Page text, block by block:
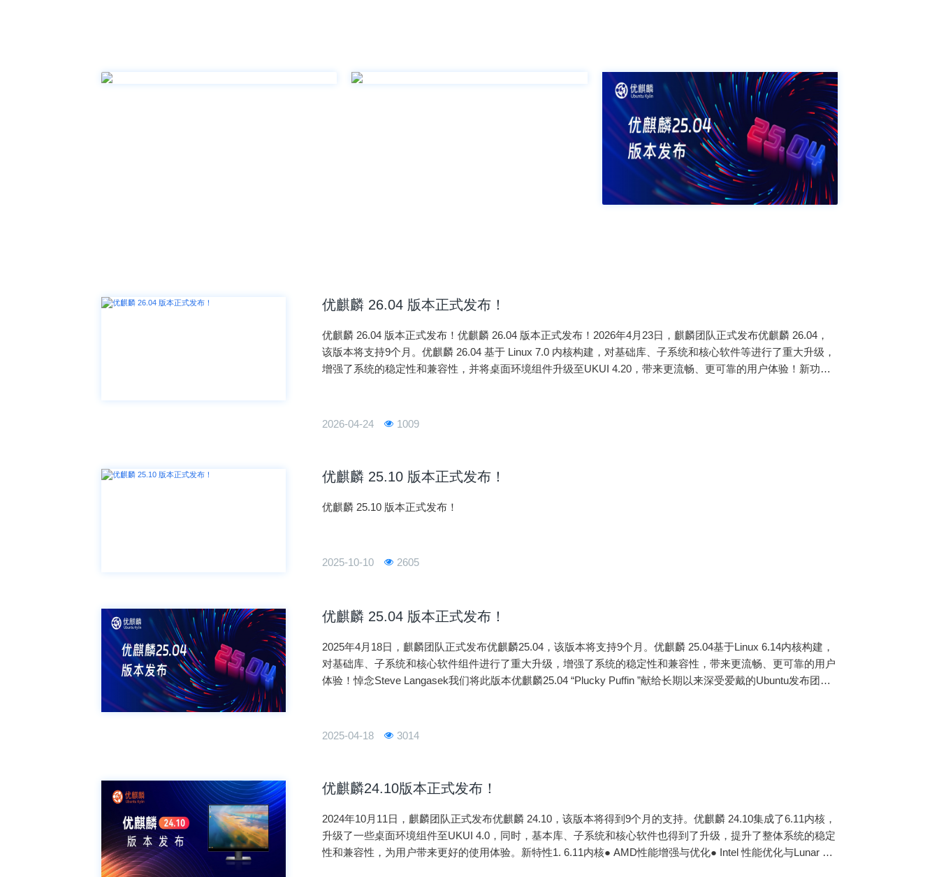
优麒麟 26.04 版本正式发布！
优麒麟 26.04 版本正式发布！优麒麟 26.04 版本正式发布！2026年4月23日，麒麟团队正式发布优麒麟 26.04，
该版本将支持9个月。优麒麟 26.04 基于 Linux 7.0 内核构建，对基础库、子系统和核心软件等进行了重大升级，
增强了系统的稳定性和兼容性，并将桌面环境组件升级至UKUI 4.20，带来更流畅、更可靠的用户体验！新功能
2026-04-24 1009
优麒麟 25.10 版本正式发布！
优麒麟 25.10 版本正式发布！
2025-10-10 2605
优麒麟 25.04 版本正式发布！
2025年4月18日，麒麟团队正式发布优麒麟25.04，该版本将支持9个月。优麒麟 25.04基于Linux 6.14内核构建，
对基础库、子系统和核心软件组件进行了重大升级，增强了系统的稳定性和兼容性，带来更流畅、更可靠的用户
体验！悼念Steve Langasek我们将此版本优麒麟25.04 “Plucky Puffin ”献给长期以来深受爱戴的Ubuntu发布团队
2025-04-18 3014
优麒麟24.10版本正式发布！
2024年10月11日，麒麟团队正式发布优麒麟 24.10，该版本将得到9个月的支持。优麒麟 24.10集成了6.11内核，
升级了一些桌面环境组件至UKUI 4.0，同时，基本库、子系统和核心软件也得到了升级，提升了整体系统的稳定
性和兼容性，为用户带来更好的使用体验。新特性1. 6.11内核● AMD性能增强与优化● Intel 性能优化与Lunar La